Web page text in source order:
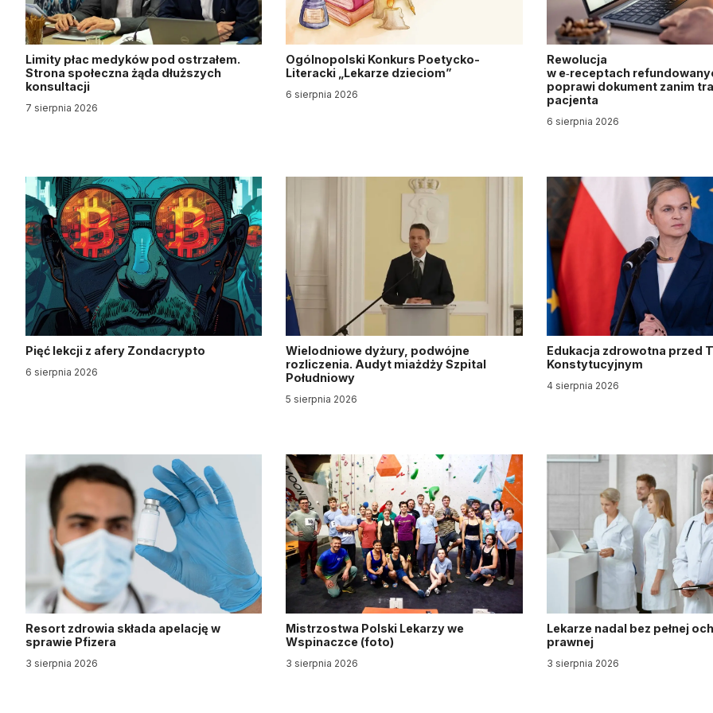
Limity płac medyków pod ostrzałem.
Strona społeczna żąda dłuższych
konsultacji
7 sierpnia 2026
Ogólnopolski Konkurs Poetycko-
Literacki „Lekarze dzieciom”
6 sierpnia 2026
Rewolucja
w e‑receptach
poprawi dokument zanim
pacjenta
6 sierpnia 2026
Pięć lekcji z afery Zondacrypto
6 sierpnia 2026
Wielodniowe dyżury, podwójne
rozliczenia. Audyt miażdży Szpital
Południowy
5 sierpnia 2026
Edukacja zdrowotna przed
Konstytucyjnym
4 sierpnia 2026
Resort zdrowia składa apelację w
sprawie Pfizera
3 sierpnia 2026
Mistrzostwa Polski Lekarzy we
Wspinaczce (foto)
3 sierpnia 2026
Lekarze nadal bez pełnej
prawnej
3 sierpnia 2026